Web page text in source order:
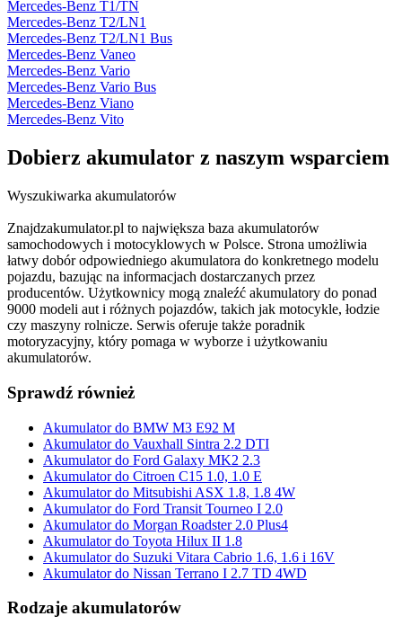
Mercedes-Benz T1/TN
Mercedes-Benz T2/LN1
Mercedes-Benz T2/LN1 Bus
Mercedes-Benz Vaneo
Mercedes-Benz Vario
Mercedes-Benz Vario Bus
Mercedes-Benz Viano
Mercedes-Benz Vito
Dobierz akumulator z naszym wsparciem
Wyszukiwarka akumulatorów
Znajdzakumulator.pl to największa baza akumulatorów
samochodowych i motocyklowych w Polsce. Strona umożliwia
łatwy dobór odpowiedniego akumulatora do konkretnego modelu
pojazdu, bazując na informacjach dostarczanych przez
producentów. Użytkownicy mogą znaleźć akumulatory do ponad
9000 modeli aut i różnych pojazdów, takich jak motocykle, łodzie
czy maszyny rolnicze. Serwis oferuje także poradnik
motoryzacyjny, który pomaga w wyborze i użytkowaniu
akumulatorów.
Sprawdź również
Akumulator do BMW M3 E92 M
Akumulator do Vauxhall Sintra 2.2 DTI
Akumulator do Ford Galaxy MK2 2.3
Akumulator do Citroen C15 1.0, 1.0 E
Akumulator do Mitsubishi ASX 1.8, 1.8 4W
Akumulator do Ford Transit Tourneo I 2.0
Akumulator do Morgan Roadster 2.0 Plus4
Akumulator do Toyota Hilux II 1.8
Akumulator do Suzuki Vitara Cabrio 1.6, 1.6 i 16V
Akumulator do Nissan Terrano I 2.7 TD 4WD
Rodzaje akumulatorów